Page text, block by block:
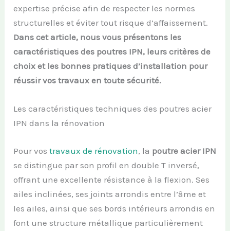
expertise précise afin de respecter les normes
structurelles et éviter tout risque d’affaissement.
Dans cet article, nous vous présentons les
caractéristiques des poutres IPN, leurs critères de
choix et les bonnes pratiques d’installation pour
réussir vos travaux en toute sécurité.
Les caractéristiques techniques des poutres acier
IPN dans la rénovation
Pour vostravaux de rénovation, la poutre acier IPN
se distingue par son profil en double T inversé,
offrant une excellente résistance à la flexion. Ses
ailes inclinées, ses joints arrondis entre l’âme et
les ailes, ainsi que ses bords intérieurs arrondis en
font une structure métallique particulièrement